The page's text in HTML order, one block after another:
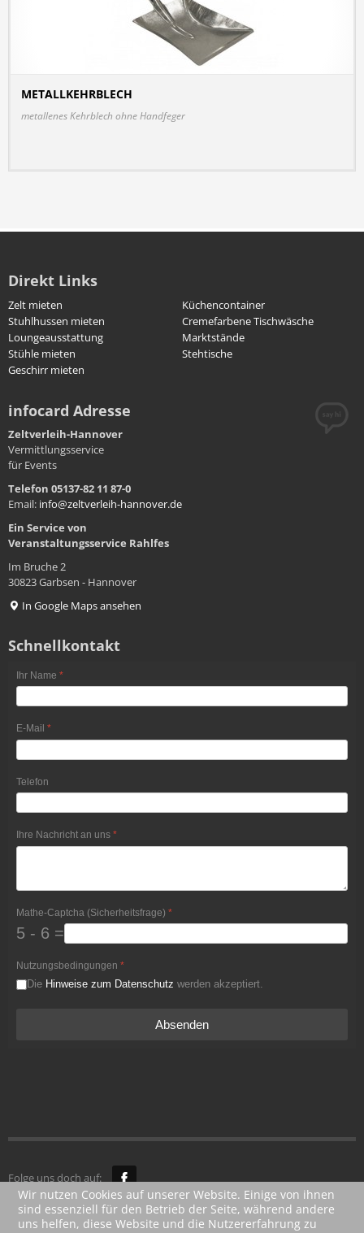
METALLKEHRBLECH
metallenes Kehrblech ohne Handfeger
Direkt Links
Zelt mieten
Küchencontainer
Stuhlhussen mieten
Cremefarbene Tischwäsche
Loungeausstattung
Marktstände
Stühle mieten
Stehtische
Geschirr mieten
infocard Adresse
Zeltverleih-Hannover
Vermittlungsservice
für Events
Telefon 05137-82 11 87-0
Email: info@zeltverleih-hannover.de
Ein Service von
Veranstaltungsservice Rahlfes
Im Bruche 2
30823 Garbsen - Hannover
In Google Maps ansehen
Schnellkontakt
Ihr Name *
E-Mail *
Telefon
Ihre Nachricht an uns *
Mathe-Captcha (Sicherheitsfrage) *
5 - 6 =
Nutzungsbedingungen *
Die Hinweise zum Datenschutz werden akzeptiert.
Absenden
Folge uns doch auf:
© 2014 -
2025
Wir nutzen Cookies auf unserer Website. Einige von ihnen
sind essenziell für den Betrieb der Seite, während andere
uns helfen, diese Website und die Nutzererfahrung zu